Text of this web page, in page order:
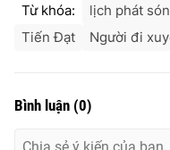
Cơ quan chủ quản: Đài
Giấy phép hoạt động báo
cấp ngày 29/12/2023
Tổng Biên tập: Vũ Thanh
Từ khóa: lịch phát
Tiến Đạt
Người đi
Bình luận (0)